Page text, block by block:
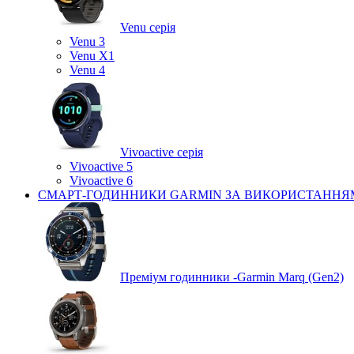
Venu серія
Venu 3
Venu X1
Venu 4
Vivoactive серія
Vivoactive 5
Vivoactive 6
СМАРТ-ГОДИННИКИ GARMIN ЗА
Преміум годинники -Garmin Marq (Gen2)